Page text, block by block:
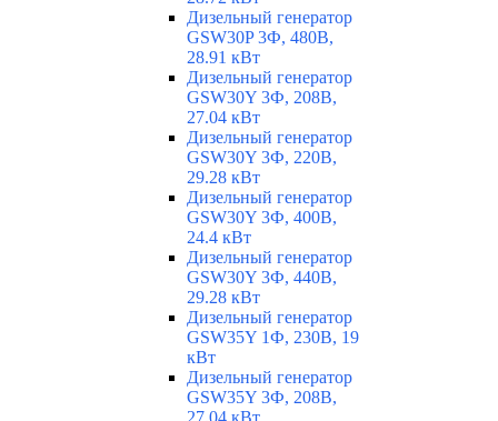
Дизельный генератор
GSW30P 3Ф, 480В,
28.91 кВт
Дизельный генератор
GSW30Y 3Ф, 208В,
27.04 кВт
Дизельный генератор
GSW30Y 3Ф, 220В,
29.28 кВт
Дизельный генератор
GSW30Y 3Ф, 400В,
24.4 кВт
Дизельный генератор
GSW30Y 3Ф, 440В,
29.28 кВт
Дизельный генератор
GSW35Y 1Ф, 230В, 19
кВт
Дизельный генератор
GSW35Y 3Ф, 208В,